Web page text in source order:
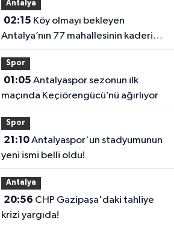
Antalya
02:15
Antalya’nın 77 mahallesinin kaderi
belli oldu
Spor
01:05
maçında Keçiörengücü’nü ağırlıyor
Spor
21:10Antalyaspor'un stadyumunun
yeni ismi belli oldu!
Antalya
20:56
krizi yargıda!